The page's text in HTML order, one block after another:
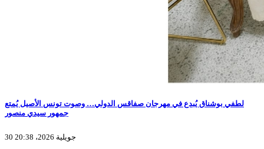
لطفي بوشناق يُبدع في مهرجان صفاقس الدولي… وصوت تونس الأصيل يُمتع
جمهور سيدي منصور
30 جويلية 2026، 20:38